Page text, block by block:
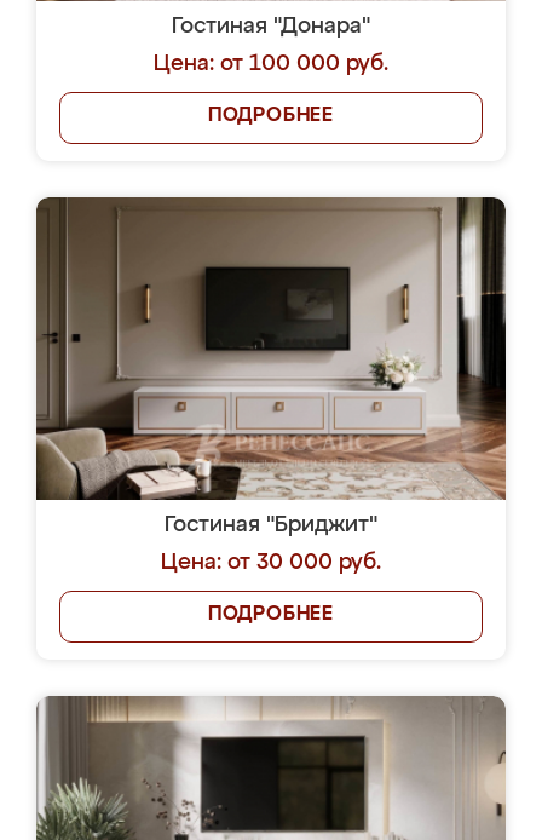
Гостиная "Донара"
Цена: от 100 000 руб.
ПОДРОБНЕЕ
Гостиная "Бриджит"
Цена: от 30 000 руб.
ПОДРОБНЕЕ